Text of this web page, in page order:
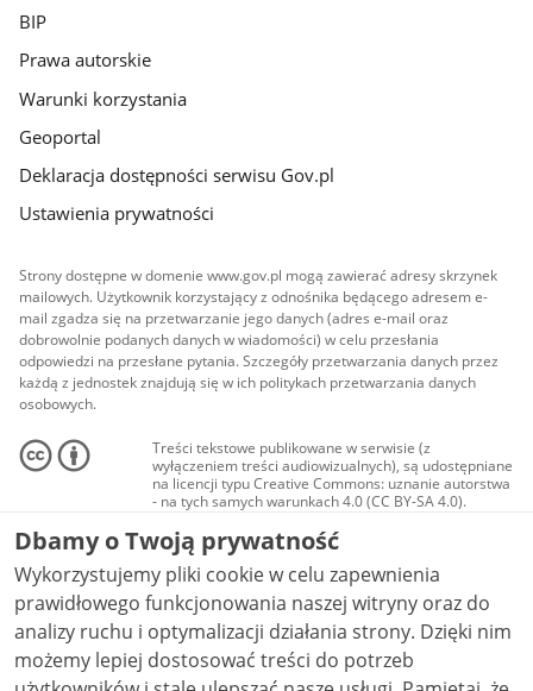
BIP
Prawa autorskie
Warunki korzystania
Geoportal
Deklaracja dostępności serwisu Gov.pl
Ustawienia prywatności
Strony dostępne w domenie www.gov.pl mogą zawierać adresy skrzynek
mailowych. Użytkownik korzystający z odnośnika będącego adresem e-
mail zgadza się na przetwarzanie jego danych (adres e-mail oraz
dobrowolnie podanych danych w wiadomości) w celu przesłania
odpowiedzi na przesłane pytania. Szczegóły przetwarzania danych przez
każdą z jednostek znajdują się w ich politykach przetwarzania danych
osobowych.
Treści tekstowe publikowane w serwisie (z
wyłączeniem treści audiowizualnych), są udostępniane
na licencji typu Creative Commons: uznanie autorstwa
- na tych samych warunkach 4.0 (CC BY-SA 4.0).
Materiały audiowizualne, w tym zdjęcia, materiały
audio i wideo, są udostępniane na licencji typu
Creative Commons: uznanie autorstwa użycie
niekomercyjne - bez utworów zależnych 4.0 (CC BY-
NC-ND 4.0), o ile nie jest to stwierdzone inaczej.
Dbamy o Twoją prywatność
Wykorzystujemy pliki cookie w celu zapewnienia
prawidłowego funkcjonowania naszej witryny oraz do
analizy ruchu i optymalizacji działania strony. Dzięki nim
możemy lepiej dostosować treści do potrzeb